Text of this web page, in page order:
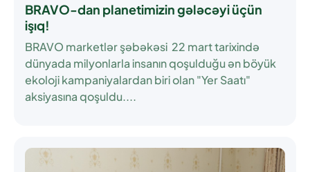
BRAVO-dan planetimizin gələcəyi üçün
işıq!
BRAVO marketlər şəbəkəsi 22 mart tarixində
dünyada milyonlarla insanın qoşulduğu ən böyük
ekoloji kampaniyalardan biri olan "Yer Saatı"
aksiyasına qoşuldu....